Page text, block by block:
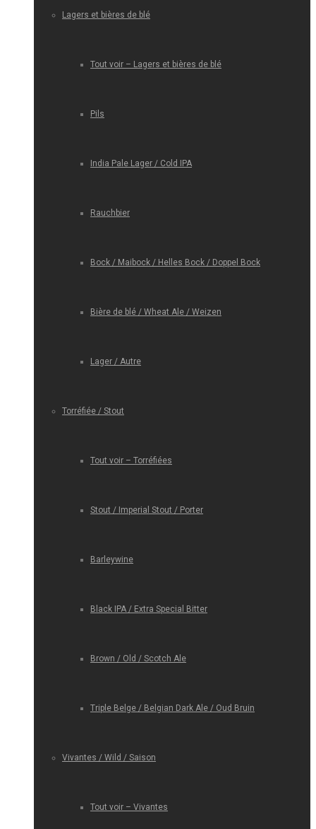
Lagers et bières de blé
Tout voir – Lagers et bières de blé
Pils
India Pale Lager / Cold IPA
Rauchbier
Bock / Maibock / Helles Bock / Doppel Bock
Bière de blé / Wheat Ale / Weizen
Lager / Autre
Torréfiée / Stout
Tout voir – Torréfiées
Stout / Imperial Stout / Porter
Barleywine
Black IPA / Extra Special Bitter
Brown / Old / Scotch Ale
Triple Belge / Belgian Dark Ale / Oud Bruin
Vivantes / Wild / Saison
Tout voir – Vivantes